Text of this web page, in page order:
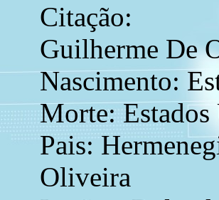
Citação:
Guilherme De
Nascimento:
Morte:
Pais:
Oliveira